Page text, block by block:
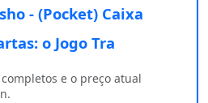
- (Pocket) Caixa
o Jogo Tra
e o preço atual